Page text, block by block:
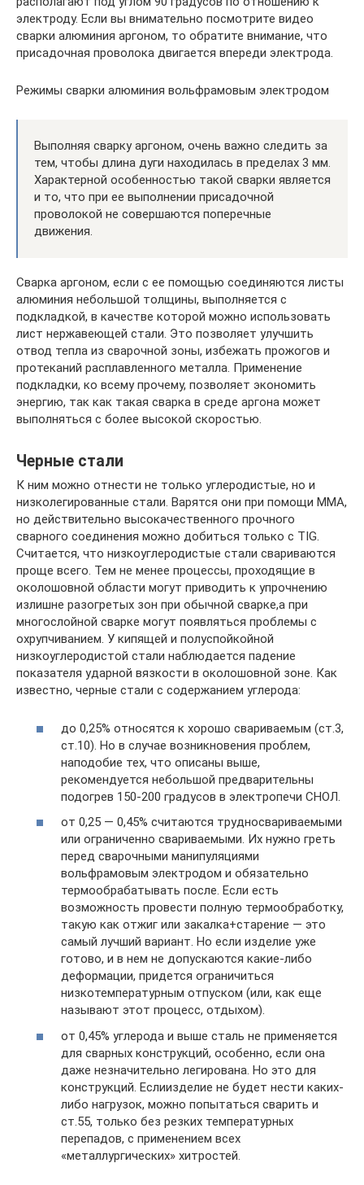
электроду. Если вы внимательно посмотрите видео
сварки алюминия аргоном, то обратите внимание, что
присадочная проволока двигается впереди электрода.
Режимы сварки алюминия вольфрамовым электродом
Выполняя сварку аргоном, очень важно следить за
тем, чтобы длина дуги находилась в пределах 3 мм.
Характерной особенностью такой сварки является
и то, что при ее выполнении присадочной
проволокой не совершаются поперечные
движения.
Сварка аргоном, если с ее помощью соединяются листы
алюминия небольшой толщины, выполняется с
подкладкой, в качестве которой можно использовать
лист нержавеющей стали. Это позволяет улучшить
отвод тепла из сварочной зоны, избежать прожогов и
протеканий расплавленного металла. Применение
подкладки, ко всему прочему, позволяет экономить
энергию, так как такая сварка в среде аргона может
выполняться с более высокой скоростью.
Черные стали
К ним можно отнести не только углеродистые, но и
низколегированные стали. Варятся они при помощи ММА,
но действительно высокачественного прочного
сварного соединения можно добиться только с TIG.
Считается, что низкоуглеродистые стали свариваются
проще всего. Тем не менее процессы, проходящие в
околошовной области могут приводить к упрочнению
излишне разогретых зон при обычной сварке,а при
многослойной сварке могут появляться проблемы с
охрупчиванием. У кипящей и полуспойкойной
низкоуглеродистой стали наблюдается падение
показателя ударной вязкости в околошовной зоне. Как
известно, черные стали с содержанием углерода:
до 0,25% относятся к хорошо свариваемым (ст.3,
ст.10). Но в случае возникновения проблем,
наподобие тех, что описаны выше,
рекомендуется небольшой предварительны
подогрев 150-200 градусов в электропечи СНОЛ.
от 0,25 — 0,45% считаются трудносвариваемыми
или ограниченно свариваемыми. Их нужно греть
перед сварочными манипуляциями
вольфрамовым электродом и обязательно
термообрабатывать после. Если есть
возможность провести полную термообработку,
такую как отжиг или закалка+старение — это
самый лучший вариант. Но если изделие уже
готово, и в нем не допускаются какие-либо
деформации, придется ограничиться
низкотемпературным отпуском (или, как еще
называют этот процесс, отдыхом).
от 0,45% углерода и выше сталь не применяется
для сварных конструкций, особенно, если она
даже незначительно легирована. Но это для
конструкций. Еслиизделие не будет нести каких-
либо нагрузок, можно попытаться сварить и
ст.55, только без резких температурных
перепадов, с применением всех
«металлургических» хитростей.